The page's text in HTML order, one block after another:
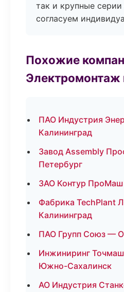
так и крупные
согласуем
Похожие
Электромонтаж
ПАО Индустрия
Калининград
Завод Assembly
Петербург
ЗАО Контур
Фабрика TechPlant
Калининград
ПАО Групп Союз —
Инжиниринг
Южно-Сахалинск
АО Индустрия